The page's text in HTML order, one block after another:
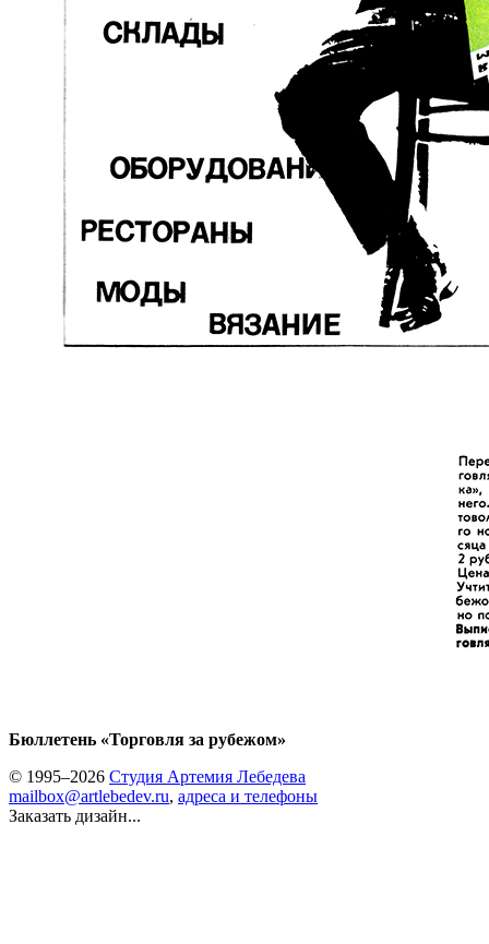
Бюллетень «Торговля за рубежом»
© 1995–2026 Студия Артемия Лебедева
mailbox@artlebedev.ru, адреса и телефоны
Заказать дизайн...